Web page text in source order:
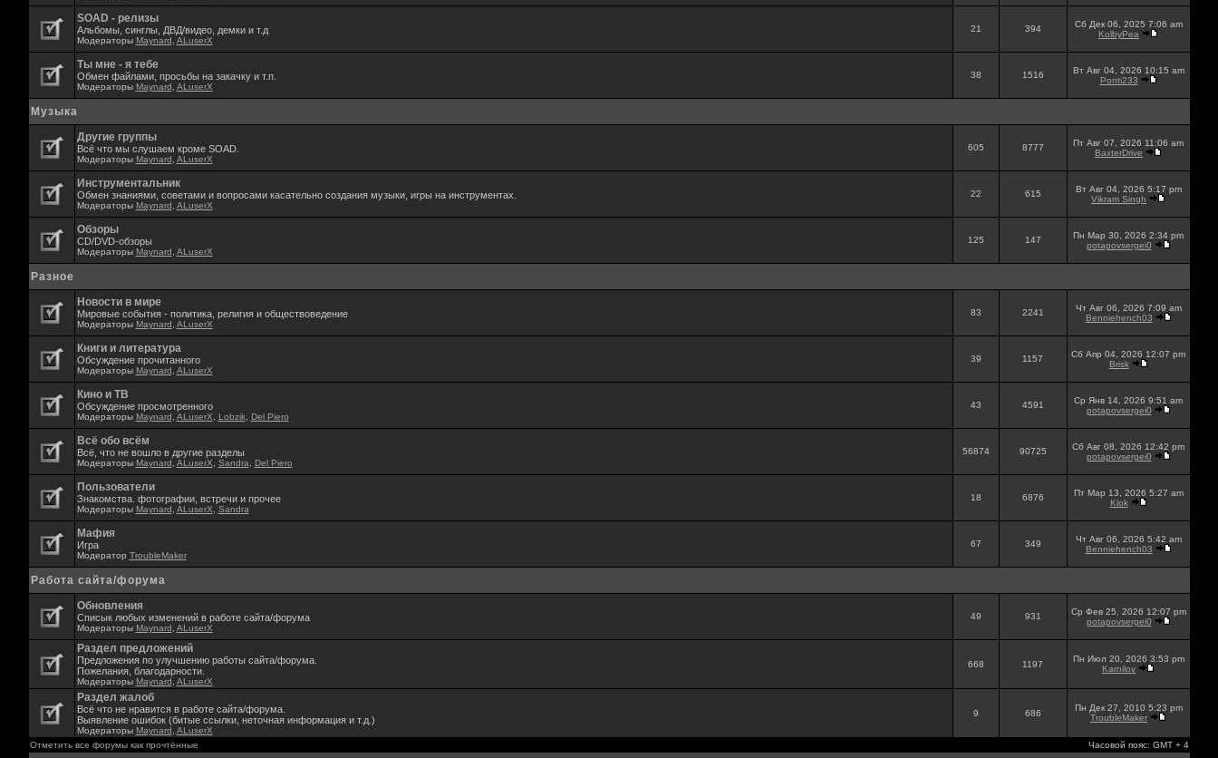
SOAD - релизы
Альбомы, синглы, ДВД/видео, демки и т.д
Модераторы Maynard ALuserX
21 394
Сб Дек 06, 2025 7:06 am
KolbyPea
Ты мне - я тебе
Обмен файлами, просьбы на закачку и т.п.
Модераторы Maynard ALuserX
38 1516
Вт Авг 04, 2026 10:15 am
Ponti233
Музыка
Другие группы
Всё что мы слушаем кроме SOAD.
Модераторы Maynard ALuserX
605 8777
Пт Авг 07, 2026 11:06 am
BaxterDrive
Инструментальник
Обмен знаниями, советами и вопросами касательно создания музыки, игры на инструментах.
Модераторы Maynard ALuserX
22 615
Вт Авг 04, 2026 5:17 pm
Vikram Singh
Обзоры
CD/DVD-обзоры
Модераторы Maynard ALuserX
125 147
Пн Мар 30, 2026 2:34 pm
potapovsergei0
Разное
Новости в мире
Мировые события - политика, религия и обществоведение
Модераторы Maynard ALuserX
83 2241
Чт Авг 06, 2026 7:09 am
Benniehench03
Книги и литература
Обсуждение прочитанного
Модераторы Maynard ALuserX
39 1157
Сб Апр 04, 2026 12:07 pm
Brisk
Кино и ТВ
Обсуждение просмотренного
Модераторы Maynard ALuserX Lobzik, Del Piero
43 4591
Ср Янв 14, 2026 9:51 am
potapovsergei0
Всё обо всём
Всё, что не вошло в другие разделы
Модераторы Maynard ALuserX Sandra Del Piero
56874 90725
Сб Авг 08, 2026 12:42 pm
potapovsergei0
Пользователи
Знакомства. фотографии, встречи и прочее
Модераторы Maynard ALuserX Sandra
18 6876
Пт Мар 13, 2026 5:27 am
Klok
Мафия
Игра
Модератор TroubleMaker
67 349
Чт Авг 06, 2026 5:42 am
Benniehench03
Работа сайта/форума
Обновления
Списык любых изменений в работе сайта/форума
Модераторы Maynard ALuserX
49 931
Ср Фев 25, 2026 12:07 pm
potapovsergei0
Раздел предложений
Предложения по улучшению работы сайта/форума.
Пожелания, благодарности.
Модераторы Maynard ALuserX
668 1197
Пн Июл 20, 2026 3:53 pm
Karnilov
Раздел жалоб
Всё что не нравится в работе сайта/форума.
Выявление ошибок (битые ссылки, неточная информация и т.д.)
Модераторы Maynard ALuserX
9 686
Пн Дек 27, 2010 5:23 pm
TroubleMaker
Отметить все форумы как прочтённые Часовой пояс: GMT + 4